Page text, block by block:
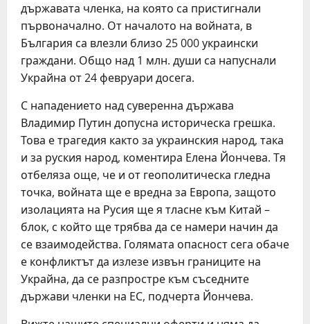
държавата членка, на която са пристигнали
първоначално. От началото на войната, в
България са влезли близо 25 000 украински
граждани. Общо над 1 млн. души са напуснали
Украйна от 24 февруари досега.
С нападението над суверенна държава
Владимир Путин допусна историческа грешка.
Това е трагедия както за украинския народ, така
и за руския народ, коментира Елена Йончева. Тя
отбеляза още, че и от геополитическа гледна
точка, войната ще е вредна за Европа, защото
изолацията на Русия ще я тласне към Китай –
блок, с който ще трябва да се намери начин да
се взаимодейства. Голямата опасност сега обаче
е конфликтът да излезе извън границите на
Украйна, да се разпростре към съседните
държави членки на ЕС, подчерта Йончева.